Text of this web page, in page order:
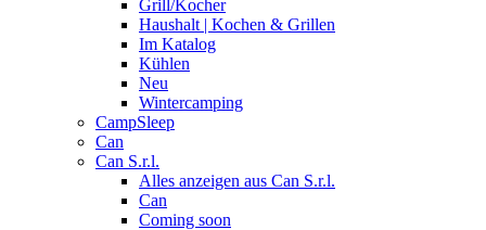
Grill/Kocher
Haushalt | Kochen & Grillen
Im Katalog
Kühlen
Neu
Wintercamping
CampSleep
Can
Can S.r.l.
Alles anzeigen aus Can S.r.l.
Can
Coming soon